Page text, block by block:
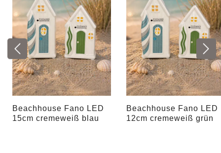
Beachhouse Fano LED
15cm cremeweiß blau
Beachhouse Fano LED
12cm cremeweiß grün